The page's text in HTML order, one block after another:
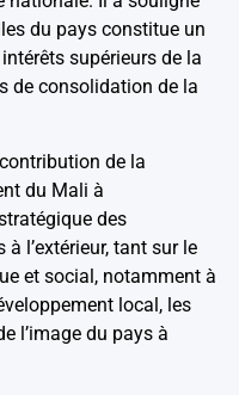
du pays constitue un
supérieurs de la
de consolidation de la
de la
du Mali à
des
l’extérieur, tant sur le
et social, notamment à
local, les
l’image du pays à